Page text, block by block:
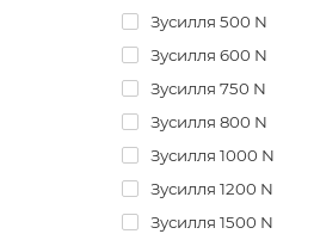
Зусилля 500 N
Зусилля 600 N
Зусилля 750 N
Зусилля 800 N
Зусилля 1000 N
Зусилля 1200 N
Зусилля 1500 N